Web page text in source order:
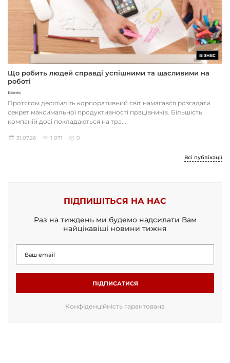
БІЗНЕС
Що робить людей справді успішними та щасливими на
роботі
Бізнес
Протягом десятиліть корпоративний світ намагався розгадати
секрет максимальної продуктивності працівників. Більшість
компаній досі покладаються на тра...
31.07.26 1 071 0
Всі публікації
ПІДПИШІТЬСЯ НА НАС
Раз на тиждень ми будемо надсилати Вам
найцікавіші новини тижня
ПІДПИСАТИСЯ
Конфіденційність гарантована